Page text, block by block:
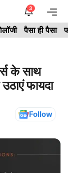
3
पैसा ही पैसा
के साथ
फायदा
Follow